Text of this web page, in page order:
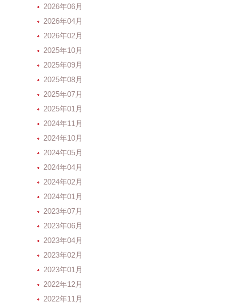
2026年06月
2026年04月
2026年02月
2025年10月
2025年09月
2025年08月
2025年07月
2025年01月
2024年11月
2024年10月
2024年05月
2024年04月
2024年02月
2024年01月
2023年07月
2023年06月
2023年04月
2023年02月
2023年01月
2022年12月
2022年11月